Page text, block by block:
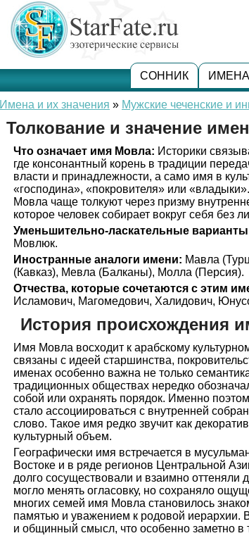
СОННИК ИМЕНА
Имена и их значения » Мужские чеченские и
Толкование и значение
Что означает имя Мовла: Историки
где консонантный корень в традиции
власти и принадлежности, а само имя в
«господина», «покровителя» или
Мовла чаще толкуют через призму
которое человек собирает вокруг себя без
Уменьшительно-ласкательные
Мовлюк.
Иностранные аналоги имени: Мавла
(Кавказ), Мевла (Балканы), Молла (Персия).
Отчества, которые сочетаются с этим
Исламович, Магомедович, Халидович,
История происхождения
Имя Мовла восходит к арабскому
связаны с идеей старшинства,
именах особенно важна не только
традиционных обществах нередко
собой или охранять порядок. Именно
стало ассоциироваться с внутренней
слово. Такое имя редко звучит как
культурный объем.
Географически имя встречается в
Востоке и в ряде регионов Центральной
долго сосуществовали и взаимно оттеняли
могло менять огласовку, но сохраняло
многих семей имя Мовла становилось
памятью и уважением к родовой иерархии.
и общинный смысл, что особенно заметно в